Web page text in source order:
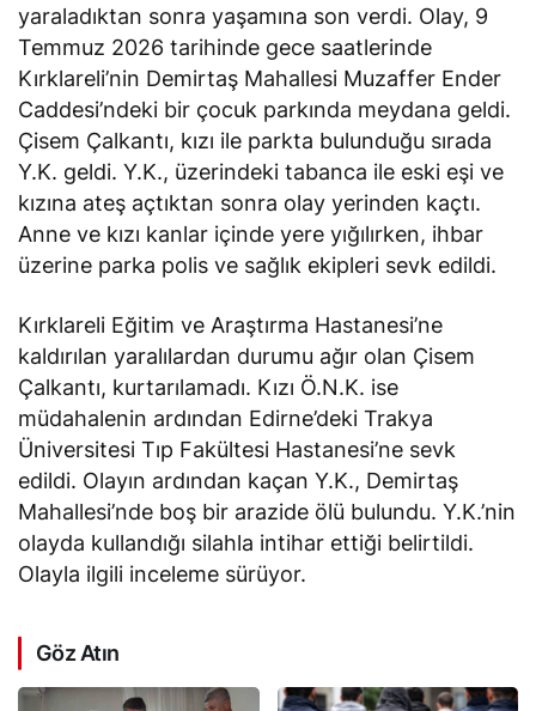
yaraladıktan sonra yaşamına son verdi. Olay, 9
Temmuz 2026 tarihinde gece saatlerinde
Kırklareli’nin Demirtaş Mahallesi Muzaffer Ender
Caddesi’ndeki bir çocuk parkında meydana geldi.
Çisem Çalkantı, kızı ile parkta bulunduğu sırada
Y.K. geldi. Y.K., üzerindeki tabanca ile eski eşi ve
kızına ateş açtıktan sonra olay yerinden kaçtı.
Anne ve kızı kanlar içinde yere yığılırken, ihbar
üzerine parka polis ve sağlık ekipleri sevk edildi.
Kırklareli Eğitim ve Araştırma Hastanesi’ne
kaldırılan yaralılardan durumu ağır olan Çisem
Çalkantı, kurtarılamadı. Kızı Ö.N.K. ise
müdahalenin ardından Edirne’deki Trakya
Üniversitesi Tıp Fakültesi Hastanesi’ne sevk
edildi. Olayın ardından kaçan Y.K., Demirtaş
Mahallesi’nde boş bir arazide ölü bulundu. Y.K.’nin
olayda kullandığı silahla intihar ettiği belirtildi.
Olayla ilgili inceleme sürüyor.
Göz Atın